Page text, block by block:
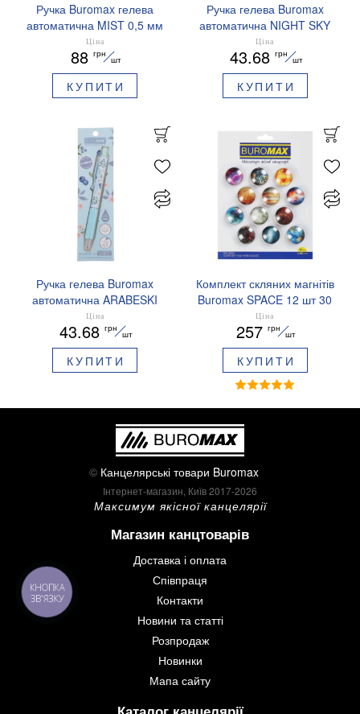
Ручка Buromax гелева
автоматична MIST 0,5 мм
сині чорнила BM.83103
Ціна
88 грн
шт
КУПИТИ
Ручка гелева Buromax
автоматична NIGHT SKY
ZODIAC 0.5 мм
ароматизований грип синє
чорнило BM.8379-01
Ціна
43.68 грн
шт
КУПИТИ
Ручка гелева Buromax
автоматична ARABESKI
0.5 мм ароматизований
грип синє чорнило в
блістері BM.8379-02
Ціна
43.68 грн
шт
КУПИТИ
Комплект скляних магнітів
Buromax SPACE 12 шт 30
мм BM.0048
Ціна
257 грн
шт
КУПИТИ
© Канцелярські товари Buromax
Інтернет-магазин, Київ 2017-2026
Максимум якісної канцелярії
Магазин канцтоварів
Доставка і оплата
Співпраця
Контакти
Новини та статті
Розпродаж
Новинки
Мапа сайту
КНОПКА
ЗВ'ЯЗКУ